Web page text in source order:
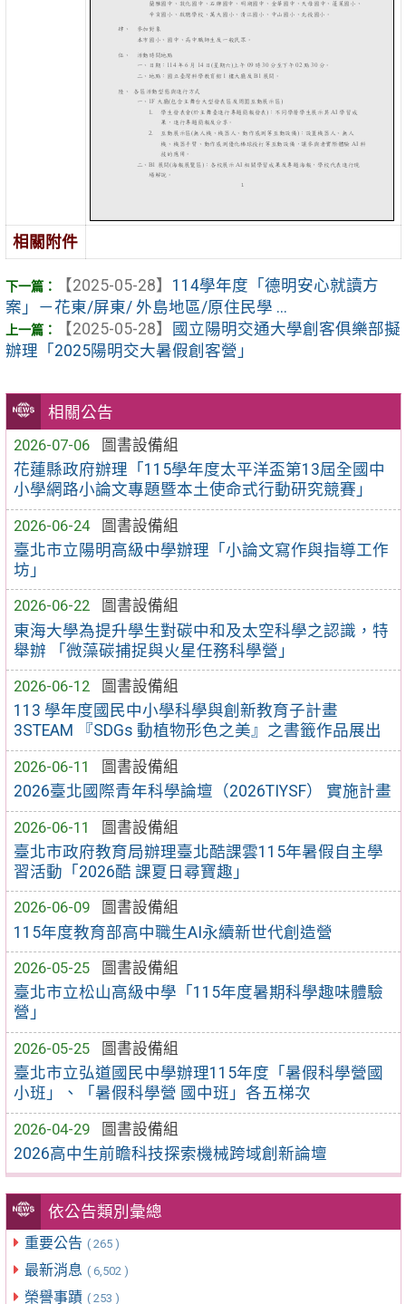
相關公告
2026-07-06
圖書設備組
花蓮縣政府辦理「115學年度太平洋盃第13屆全國中
小學網路小論文專題暨本土使命式行動研究競賽」
2026-06-24
圖書設備組
臺北市立陽明高級中學辦理「小論文寫作與指導工作
坊」
2026-06-22
圖書設備組
東海大學為提升學生對碳中和及太空科學之認識，特
舉辦 「微藻碳捕捉與火星任務科學營」
2026-06-12
圖書設備組
113 學年度國民中小學科學與創新教育子計畫
3STEAM 『SDGs 動植物形色之美』之書籤作品展出
2026-06-11
圖書設備組
2026臺北國際青年科學論壇（2026TIYSF） 實施計畫
2026-06-11
圖書設備組
臺北市政府教育局辦理臺北酷課雲115年暑假自主學
習活動「2026酷 課夏日尋寶趣」
2026-06-09
圖書設備組
115年度教育部高中職生AI永續新世代創造營
2026-05-25
圖書設備組
臺北市立松山高級中學「115年度暑期科學趣味體驗
營」
2026-05-25
圖書設備組
臺北市立弘道國民中學辦理115年度「暑假科學營國
小班」、「暑假科學營 國中班」各五梯次
2026-04-29
圖書設備組
2026高中生前瞻科技探索機械跨域創新論壇
依公告類別彙總
重要公告 ( 265 )
最新消息 ( 6,502 )
榮譽事蹟 ( 253 )
相關附件
【2025-05-28】 114學年度「德明安心就讀方
案」－花東/屏東/ 外島地區/原住民學 ...
【2025-05-28】
國立陽明交通大學創客俱樂部擬
辦理「2025陽明交大暑假創客營」